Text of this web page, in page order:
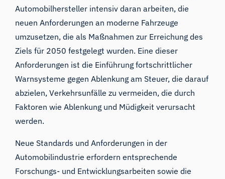
Automobilhersteller intensiv daran arbeiten, die
neuen Anforderungen an moderne Fahrzeuge
umzusetzen, die als Maßnahmen zur Erreichung des
Ziels für 2050 festgelegt wurden. Eine dieser
Anforderungen ist die Einführung fortschrittlicher
Warnsysteme gegen Ablenkung am Steuer, die darauf
abzielen, Verkehrsunfälle zu vermeiden, die durch
Faktoren wie Ablenkung und Müdigkeit verursacht
werden.
Neue Standards und Anforderungen in der
Automobilindustrie erfordern entsprechende
Forschungs- und Entwicklungsarbeiten sowie die